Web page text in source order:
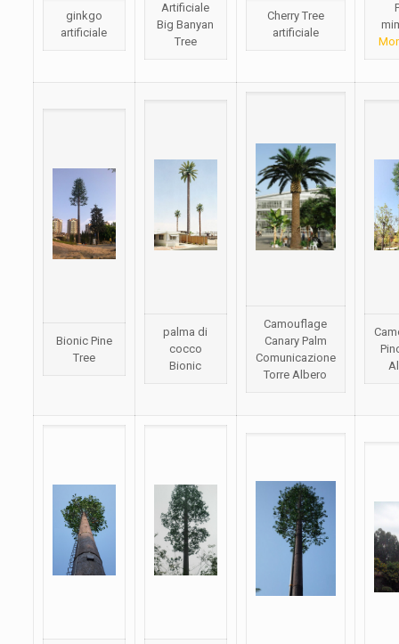
ginkgo
artificiale
Artificiale
Big Banyan
Tree
Cherry Tree
artificiale
Bionic Pine
Tree
palma di
cocco
Bionic
Camouflage
Canary Palm
Comunicazione
Torre Albero